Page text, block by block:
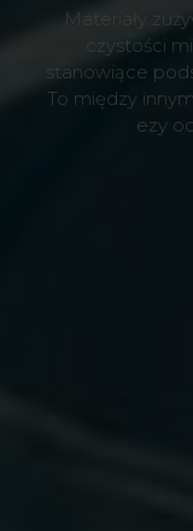
Materiały
czystości
stanowiące
To między
ezy